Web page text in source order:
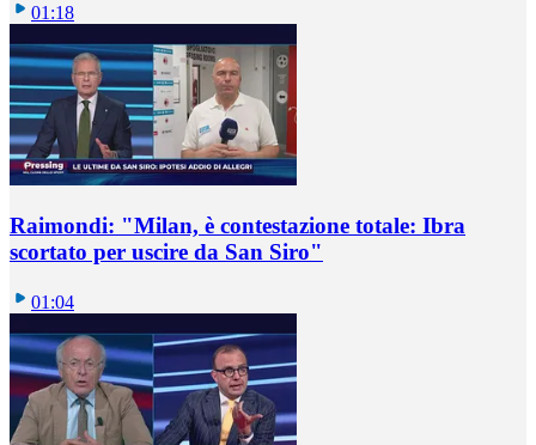
01:18
Raimondi: "Milan, è contestazione totale: Ibra
scortato per uscire da San Siro"
01:04